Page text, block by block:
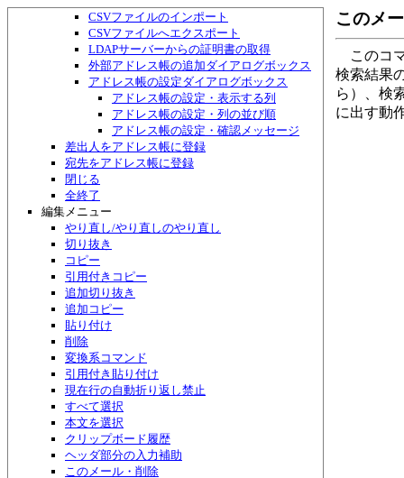
CSVファイルのインポート
CSVファイルへエクスポート
LDAPサーバーからの証明書の取得
外部アドレス帳の追加ダイアログボックス
アドレス帳の設定ダイアログボックス
アドレス帳の設定・表示する列
アドレス帳の設定・列の並び順
アドレス帳の設定・確認メッセージ
差出人をアドレス帳に登録
宛先をアドレス帳に登録
閉じる
全終了
編集メニュー
やり直し/やり直しのやり直し
切り抜き
コピー
引用付きコピー
追加切り抜き
追加コピー
貼り付け
削除
変換系コマンド
引用付き貼り付け
現在行の自動折り返し禁止
すべて選択
本文を選択
クリップボード履歴
ヘッダ部分の入力補助
このメール・削除
このメ
このコ
検索結果
ら）、検
に出す動